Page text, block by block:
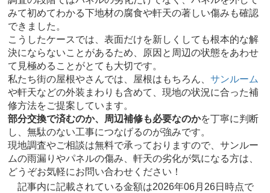
みて初めてわかる下地材の腐食や軒天の著しい傷みも確認
できました。
こうしたケースでは、表面だけを新しくしても根本的な解
決にならないことがあるため、原因と周辺の状態をあわせ
て見極めることがとても大切です。
私たち街の屋根やさんでは、屋根はもちろん、サンルーム
や軒天などの外装まわりも含めて、現地の状況に合った補
修方法をご提案しています。
部分交換で済むのか、周辺補修も必要なのかを丁寧に判断
し、無駄のない工事につなげるのが強みです。
現地調査やご相談は無料で承っておりますので、サンルー
ムの雨漏りやパネルの傷み、軒天の劣化が気になる方は、
どうぞお気軽にお問い合わせください！
記事内に記載されている金額は2026年06月26日時点で